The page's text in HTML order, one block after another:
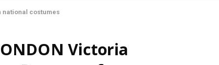
national costumes
Victoria